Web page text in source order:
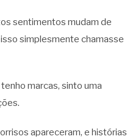
sentimentos mudam de
simplesmente chamasse
marcas, sinto uma
apareceram, e histórias